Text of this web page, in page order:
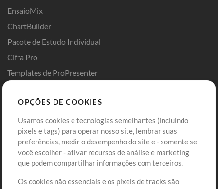
EnsaioMix
ChartBuilder
Pacote de Estudo Individual
Cifra Pro
Templates de ProPresenter
Comprar Créditos
Conteúdo Grátis
Solicite uma Música
Extras
Entre
Cadastre-se
Ir ao carrinho
OPÇÕES DE COOKIES
Usamos cookies e tecnologias semelhantes (incluindo
pixels e tags) para operar nosso site, lembrar suas
preferências, medir o desempenho do site e - somente se
você escolher - ativar recursos de análise e marketing
que podem compartilhar informações com terceiros.
Os cookies não essenciais e os pixels de tracks são